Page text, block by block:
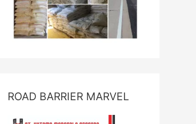
ROAD BARRIER MARVEL